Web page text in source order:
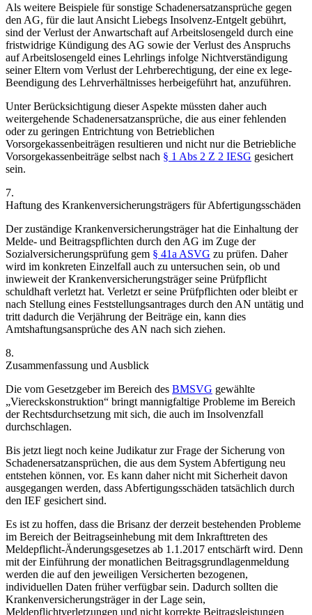
Als weitere Beispiele für sonstige Schadenersatzansprüche gegen
den AG, für die laut Ansicht Liebegs Insolvenz-Entgelt gebührt,
sind der Verlust der Anwartschaft auf Arbeitslosengeld durch eine
fristwidrige Kündigung des AG sowie der Verlust des Anspruchs
auf Arbeitslosengeld eines Lehrlings infolge Nichtverständigung
seiner Eltern vom Verlust der Lehrberechtigung, der eine ex lege-
Beendigung des Lehrverhältnisses herbeigeführt hat, anzuführen.
Unter Berücksichtigung dieser Aspekte müssten daher auch
weitergehende Schadenersatzansprüche, die aus einer fehlenden
oder zu geringen Entrichtung von Betrieblichen
Vorsorgekassenbeiträgen resultieren und nicht nur die Betriebliche
Vorsorgekassenbeiträge selbst nach § 1 Abs 2 Z 2 IESG gesichert
sein.
7.
Haftung des Krankenversicherungsträgers für Abfertigungsschäden
Der zuständige Krankenversicherungsträger hat die Einhaltung der
Melde- und Beitragspflichten durch den AG im Zuge der
Sozialversicherungsprüfung gem § 41a ASVG zu prüfen. Daher
wird im konkreten Einzelfall auch zu untersuchen sein, ob und
inwieweit der Krankenversicherungsträger seine Prüfpflicht
schuldhaft verletzt hat. Verletzt er seine Prüfpflichten oder bleibt er
nach Stellung eines Feststellungsantrages durch den AN untätig und
tritt dadurch die Verjährung der Beiträge ein, kann dies
Amtshaftungsansprüche des AN nach sich ziehen.
8.
Zusammenfassung und Ausblick
Die vom Gesetzgeber im Bereich des BMSVG gewählte
„Viereckskonstruktion“ bringt mannigfaltige Probleme im Bereich
der Rechtsdurchsetzung mit sich, die auch im Insolvenzfall
durchschlagen.
Bis jetzt liegt noch keine Judikatur zur Frage der Sicherung von
Schadenersatzansprüchen, die aus dem System Abfertigung neu
entstehen können, vor. Es kann daher nicht mit Sicherheit davon
ausgegangen werden, dass Abfertigungsschäden tatsächlich durch
den IEF gesichert sind.
Es ist zu hoffen, dass die Brisanz der derzeit bestehenden Probleme
im Bereich der Beitragseinhebung mit dem Inkrafttreten des
Meldepflicht-Änderungsgesetzes ab 1.1.2017 entschärft wird. Denn
mit der Einführung der monatlichen Beitragsgrundlagenmeldung
werden die auf den jeweiligen Versicherten bezogenen,
individuellen Daten früher verfügbar sein. Dadurch sollten die
Krankenversicherungsträger in der Lage sein,
Meldepflichtverletzungen und nicht korrekte Beitragsleistungen